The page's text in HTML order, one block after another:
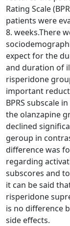
Rating Scale
patients were
8. weeks.There
expect for the
and duration of
risperidone
important
BPRS subscale
the olanzapine
declined
geroup in
difference was
regarding
subscores and
it can be said
risperidone
is no difference
side effects.